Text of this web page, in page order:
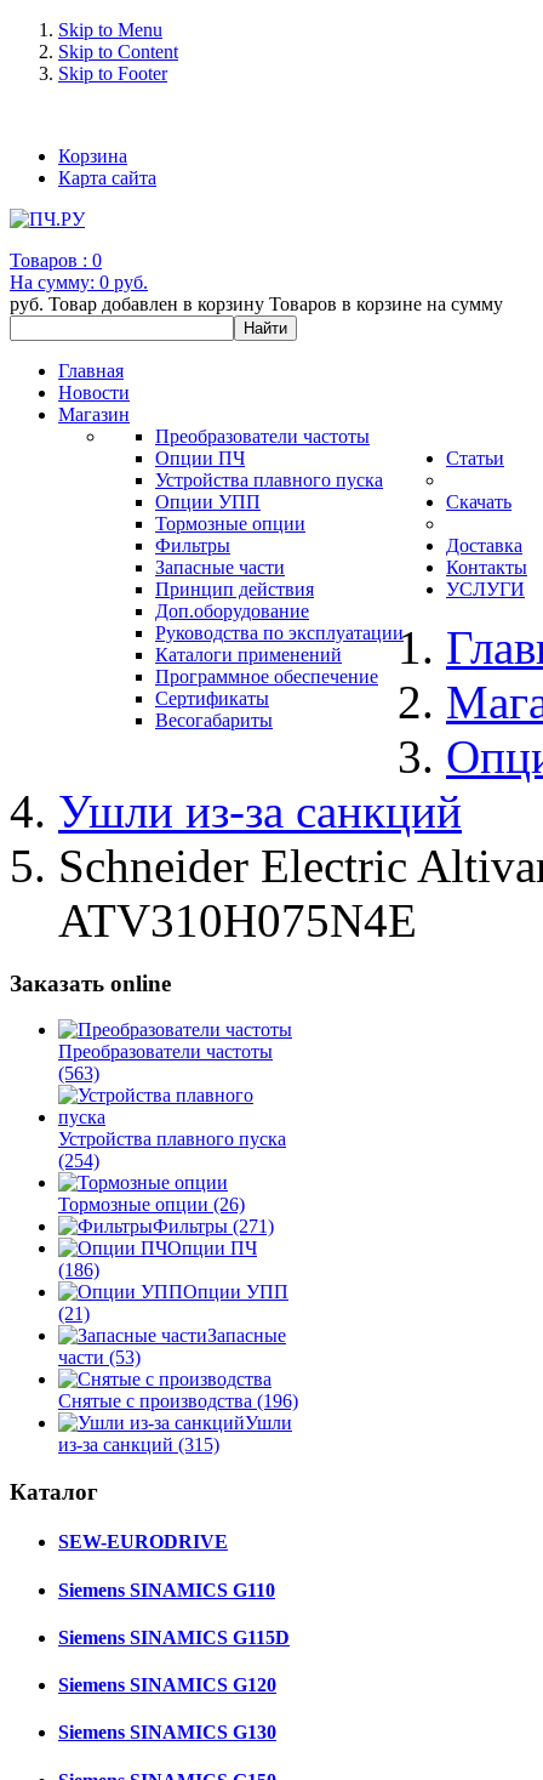
Skip to Menu
Skip to Content
Skip to Footer
Корзина
Карта сайта
Товаров : 0
На сумму: 0 руб.
руб. Товар добавлен в корзину Товаров в корзине на сумму
Главная
Новости
Магазин
Преобразователи частоты
Опции ПЧ
Устройства плавного пуска
Опции УПП
Тормозные опции
Фильтры
Запасные части
Статьи
Принцип действия
Доп.оборудование
Скачать
Руководства по эксплуатации
Каталоги применений
Программное обеспечение
Сертификаты
Весогабариты
Доставка
Контакты
УСЛУГИ
Ушли из-за санкций
Schneider Electric
ATV310H075N4E
Заказать online
Преобразователи частоты
(563)
Устройства плавного пуска
(254)
Тормозные опции (26)
Фильтры (271)
Опции ПЧ
(186)
Опции УПП
(21)
Запасные
части (53)
Снятые с производства (196)
Ушли
из-за санкций (315)
Каталог
SEW-EURODRIVE
Siemens SINAMICS G110
Siemens SINAMICS G115D
Siemens SINAMICS G120
Siemens SINAMICS G130